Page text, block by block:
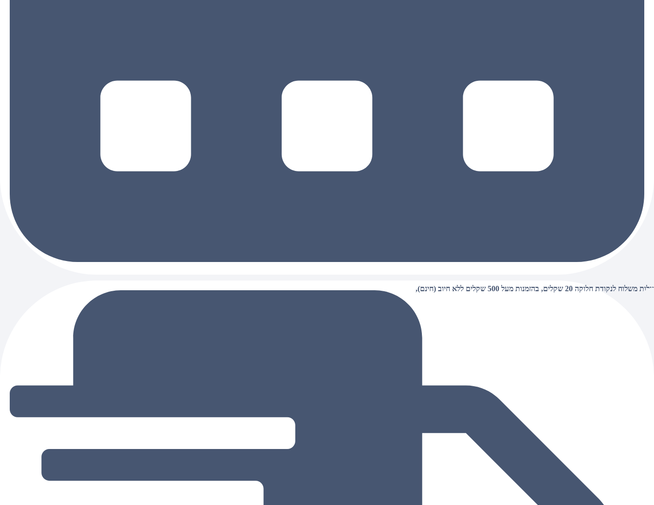
עלות משלוח לנקודת חלוקה 20 שקלים, בהזמנות מעל 500 שקלים ללא חיוב (חינם),